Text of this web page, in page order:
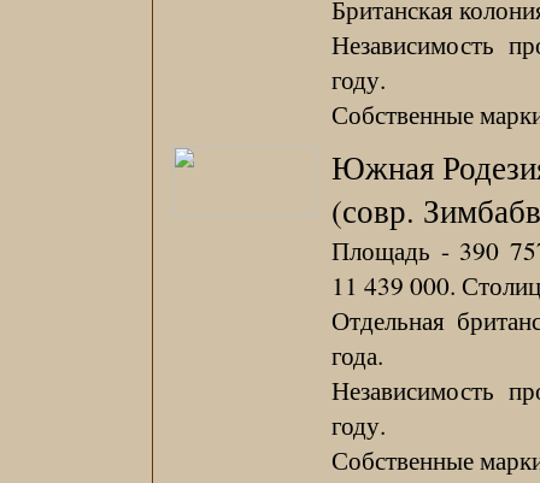
Британская
Независимость
году.
Собственные
Южная
(совр.
Площадь - 390
11 439 000.
Отдельная
года.
Независимость
году.
Собственные